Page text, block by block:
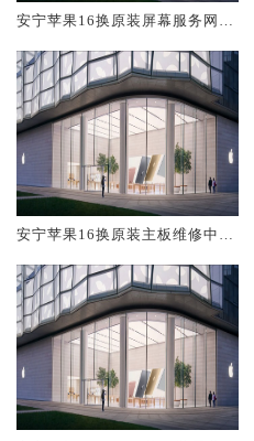
安宁苹果16换原装屏幕服务网点
安宁苹果16换原装主板维修中心